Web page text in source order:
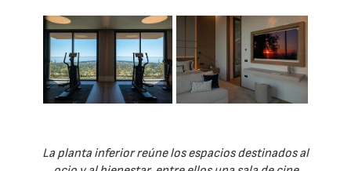
La planta inferior reúne los espacios destinados al